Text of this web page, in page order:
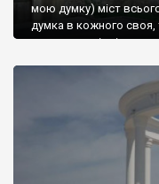
мою думку) міст
думка в кожного своя,
запрошую відвідати це